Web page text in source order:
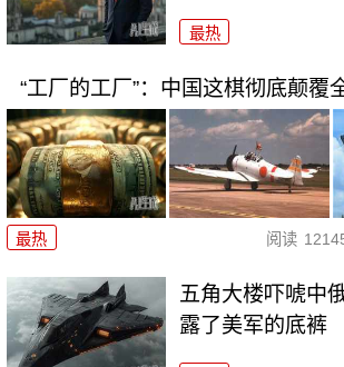
最热
“工厂的工厂”：中国这棋彻底颠覆
最热 阅读
五角大楼吓唬中
露了美军的底裤